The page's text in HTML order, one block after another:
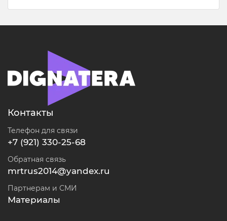
Контакты
Телефон для связи
+7 (921) 330-25-68
Обратная связь
mrtrus2014@yandex.ru
Партнерам и СМИ
Материалы